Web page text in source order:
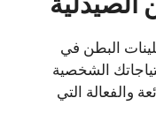
البطن في
الشخصية
والفعالة التي